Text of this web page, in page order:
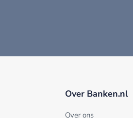
Over Banken.nl
Over ons